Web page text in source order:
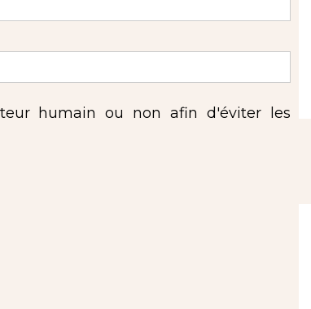
humain ou non afin d'éviter les